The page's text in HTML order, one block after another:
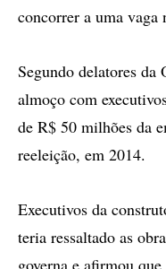
concorrer a uma vaga
Segundo delatores
almoço com
de R$ 50 milhões da
reeleição, em 2014.
Executivos da
teria ressaltado as
governa e afirmou